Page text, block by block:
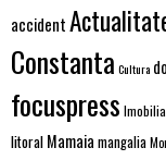
accident
Constanta Cultura
focuspress
litoral Mamaia mangalia